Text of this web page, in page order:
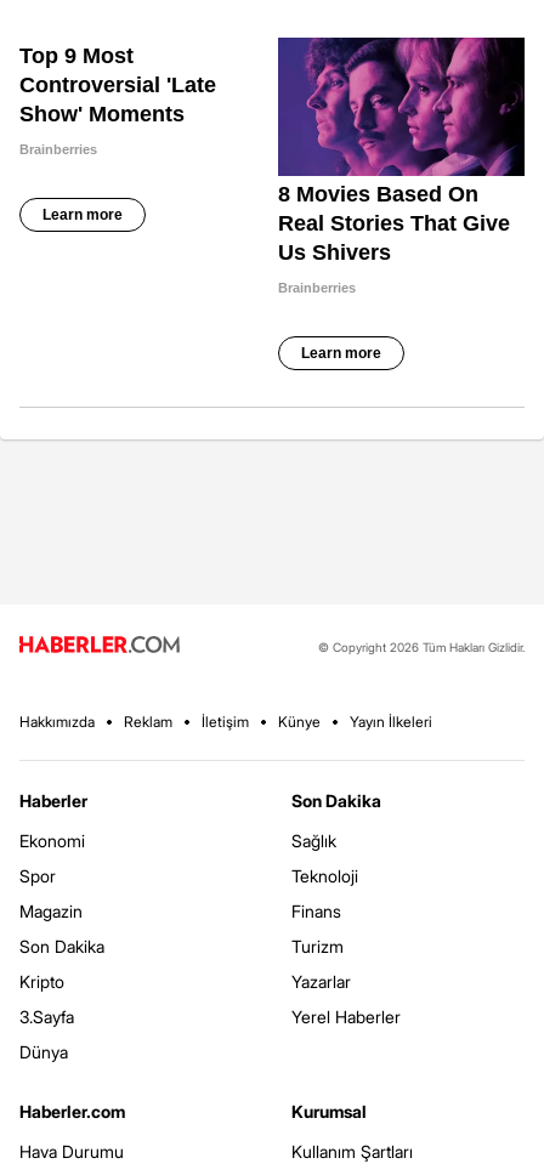
© Copyright 2026 Tüm Hakları Gizlidir.
Hakkımızda Reklam İletişim Künye Yayın İlkeleri
Haberler
Ekonomi
Spor
Magazin
Son Dakika
Kripto
3.Sayfa
Dünya
Son Dakika
Sağlık
Teknoloji
Finans
Turizm
Yazarlar
Yerel Haberler
Haberler.com
Hava Durumu
Kurumsal
Kullanım Şartları